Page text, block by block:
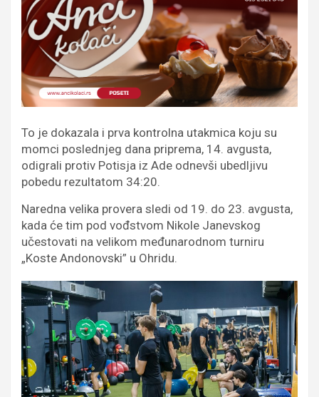
To je dokazala i prva kontrolna utakmica koju su
momci poslednjeg dana priprema, 14. avgusta,
odigrali protiv Potisja iz Ade odnevši ubedljivu
pobedu rezultatom 34:20.
Naredna velika provera sledi od 19. do 23. avgusta,
kada će tim pod vođstvom Nikole Janevskog
učestovati na velikom međunarodnom turniru
„Koste Andonovski” u Ohridu.